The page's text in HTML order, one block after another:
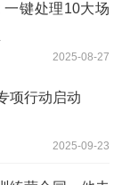
键处理10大场
2025-08-27
项行动启动
2025-09-23